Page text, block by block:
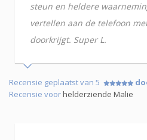
steun en heldere
vertellen aan de telefoon
doorkrijgt. Super L.
Recensie geplaatst van 5
Recensie voorhelderziende Malie